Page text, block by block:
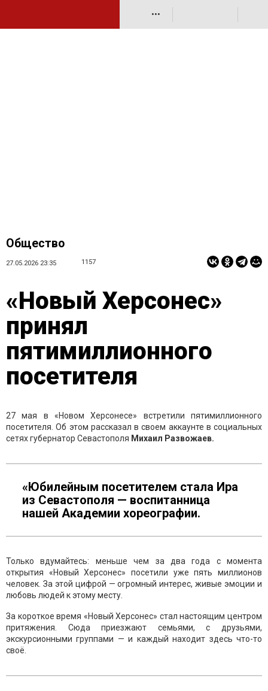
•••
Общество
27.05.2026 23:35 1157
«Новый Херсонес»
принял
пятимиллионного
посетителя
27 мая в «Новом Херсонесе» встретили пятимиллионного
посетителя. Об этом рассказал в своем аккаунте в социальных
сетях губернатор Севастополя Михаил Развожаев.
«Юбилейным посетителем стала Ира
из Севастополя — воспитанница
нашей Академии хореографии.
Только вдумайтесь: меньше чем за два года с момента
открытия «Новый Херсонес» посетили уже пять миллионов
человек. За этой цифрой — огромный интерес, живые эмоции и
любовь людей к этому месту.
За короткое время «Новый Херсонес» стал настоящим центром
притяжения. Сюда приезжают семьями, с друзьями,
экскурсионными группами — и каждый находит здесь что-то
своё.